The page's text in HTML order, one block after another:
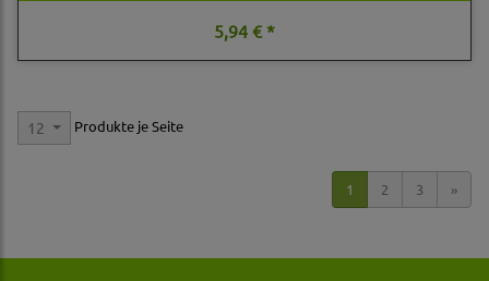
5,94 € *
12 Produkte je Seite
1 2 3 »